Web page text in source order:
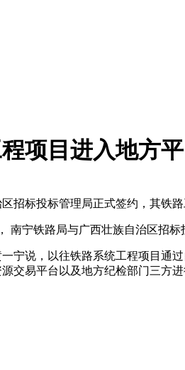
项目进入地方
招标投标管理局正式签约，其铁
宁铁路局与广西壮族自治区招标
说，以往铁路系统工程项目通过
交易平台以及地方纪检部门三方